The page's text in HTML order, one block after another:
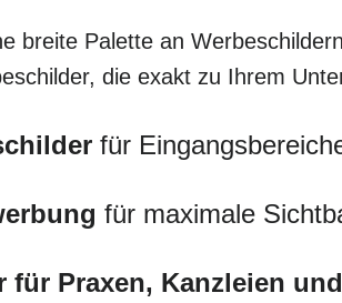
breite Palette an
die exakt zu Ihrem
für
für maximale
für Praxen, Kanzleien